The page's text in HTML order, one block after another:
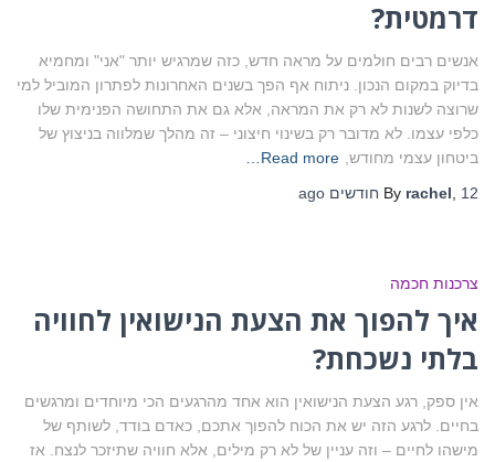
דרמטית?
אנשים רבים חולמים על מראה חדש, כזה שמרגיש יותר "אני" ומחמיא
בדיוק במקום הנכון. ניתוח אף הפך בשנים האחרונות לפתרון המוביל למי
שרוצה לשנות לא רק את המראה, אלא גם את התחושה הפנימית שלו
כלפי עצמו. לא מדובר רק בשינוי חיצוני – זה מהלך שמלווה בניצוץ של
ביטחון עצמי מחודש, Read more…
By rachel 12 חודשים
צרכנות חכמה
איך להפוך את הצעת הנישואין לחוויה
בלתי נשכחת?
אין ספק, רגע הצעת הנישואין הוא אחד מהרגעים הכי מיוחדים ומרגשים
בחיים. לרגע הזה יש את הכוח להפוך אתכם, כאדם בודד, לשותף של
מישהו לחיים – וזה עניין של לא רק מילים, אלא חוויה שתיזכר לנצח. אז